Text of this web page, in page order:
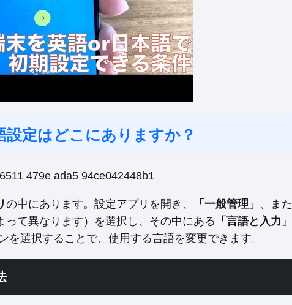
定はどこにありますか？
の中にあります。設定アプリを開き、 「一般管理」 、また
って異なります）を選択し、その中にある 「言語と入力」
を選択することで、使用する言語を変更できます。